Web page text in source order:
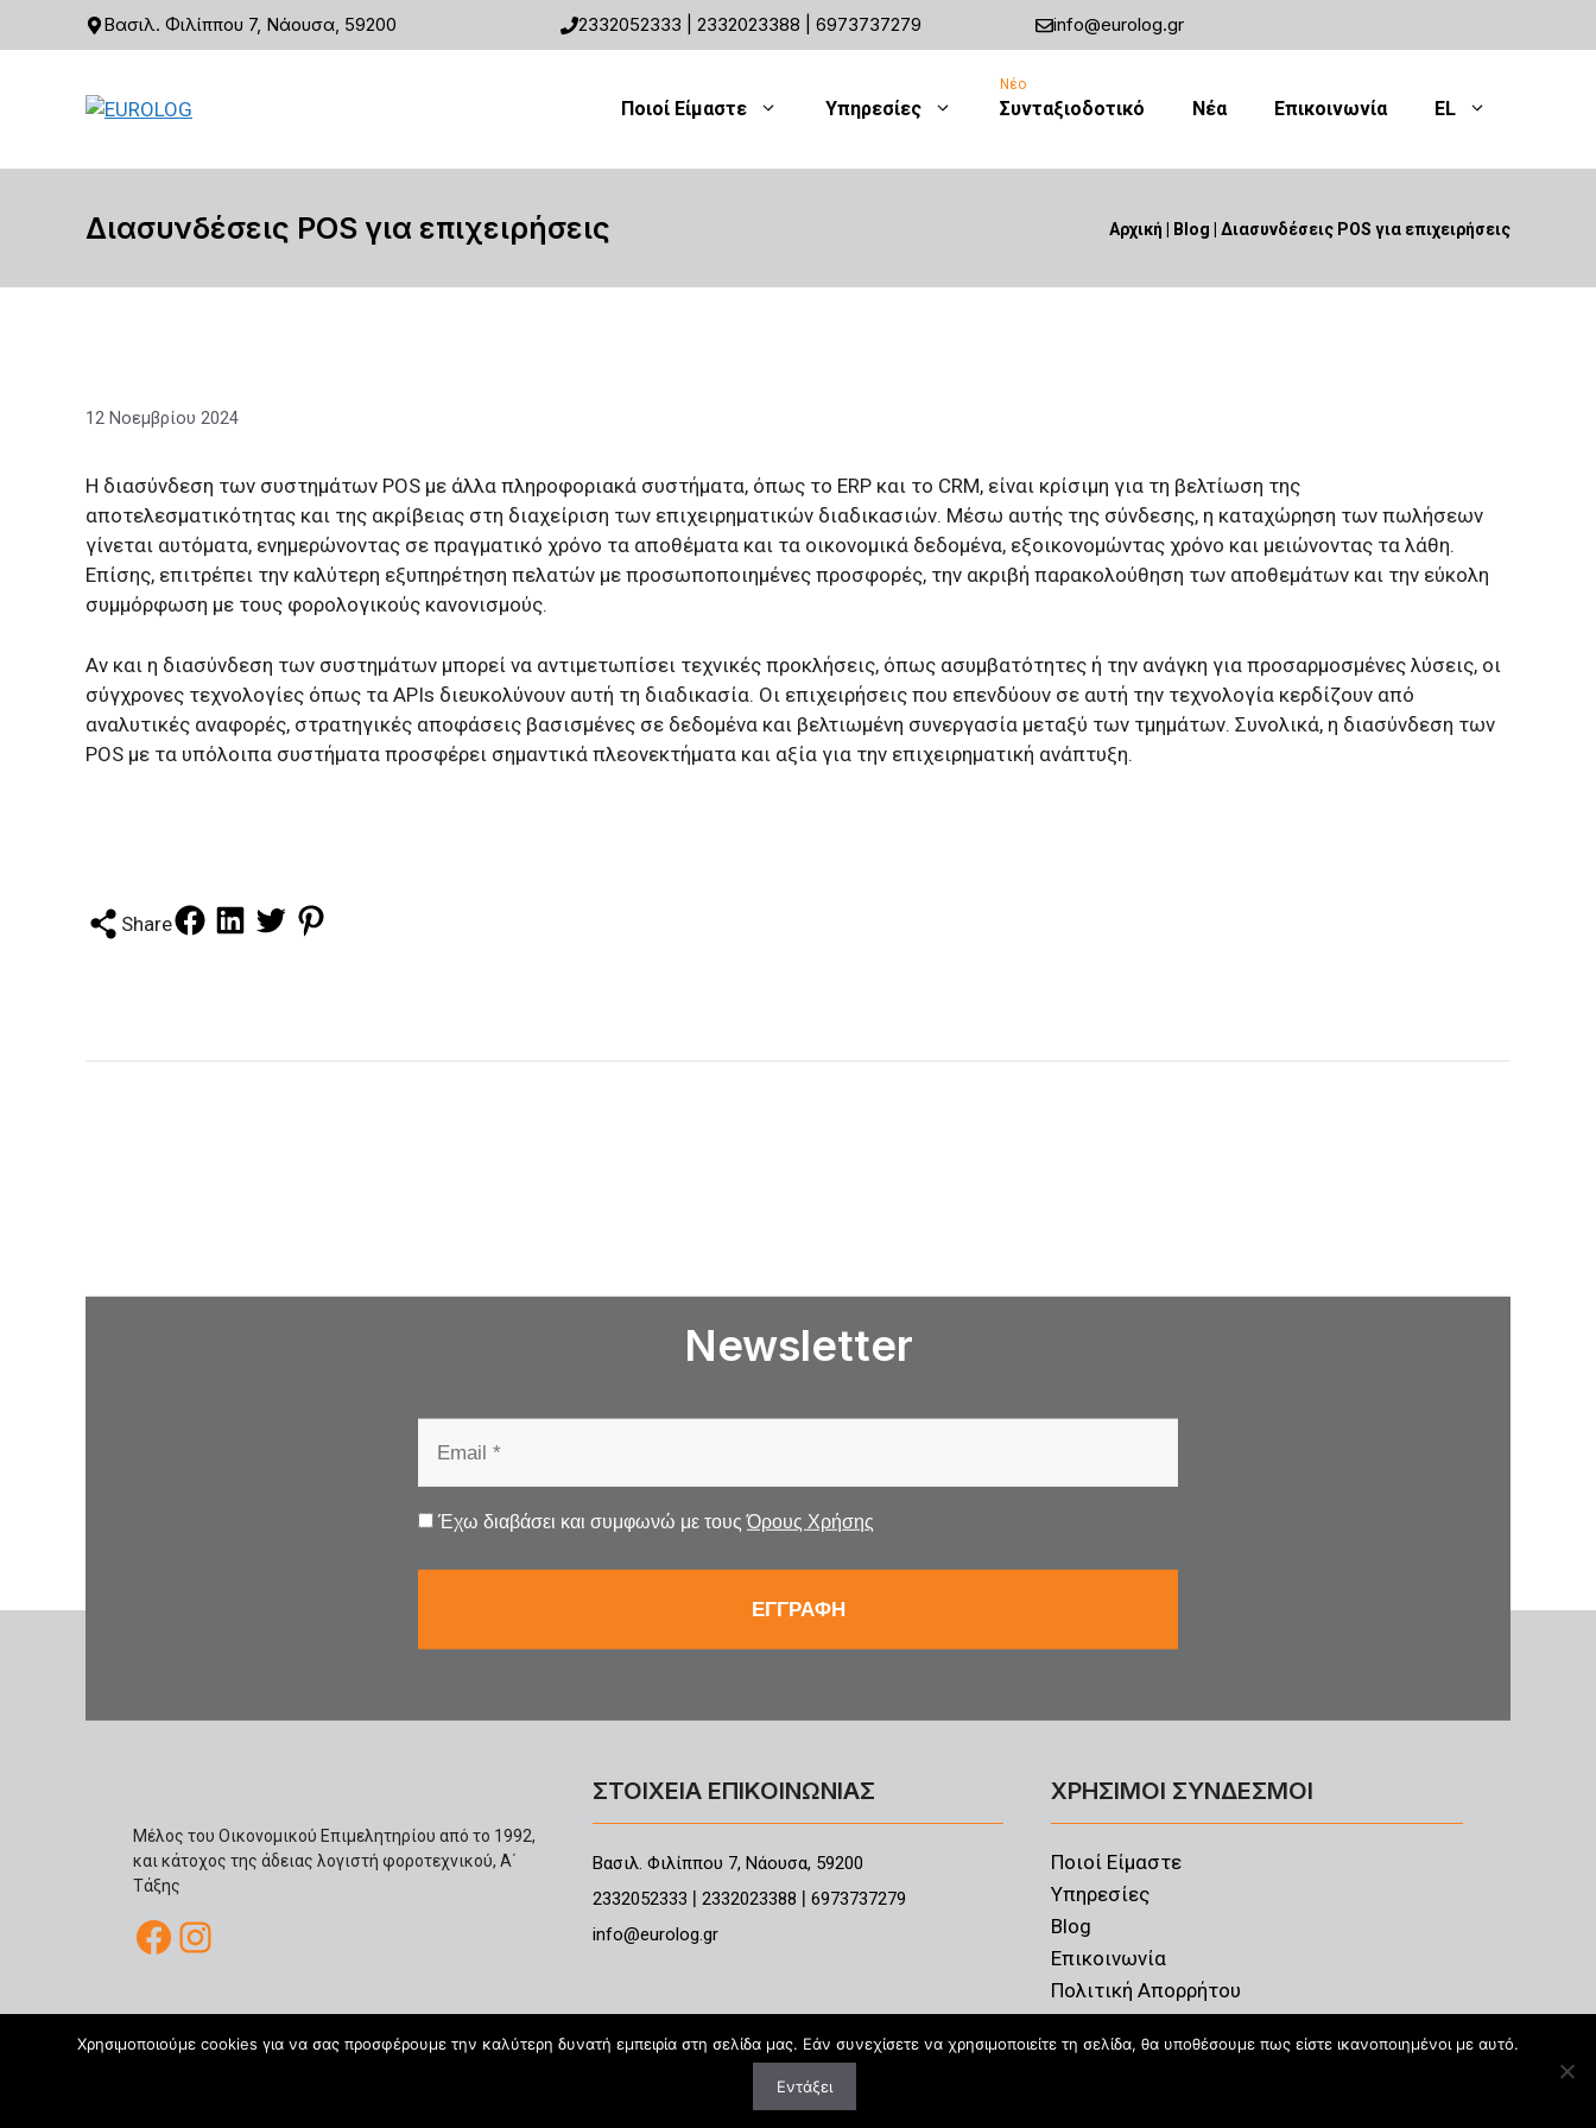
Μετάβαση
2332052333 |2332023388 |6973737279
Βασιλ. Φιλίππου 7, Νάουσα, 59200 info@eurolog.gr
Ποιοί Είμαστε Υπηρεσίες Συνταξιοδοτικό Νέα Επικοινωνία EL
Διασυνδέσεις POS για επιχειρήσεις Αρχική | Blog | Διασυνδέσεις POS για επιχειρήσεις
12 Νοεμβρίου 2024
Η διασύνδεση των συστημάτων POS με άλλα πληροφοριακά συστήματα, όπως το ERP και το CRM, είναι κρίσιμη για τη βελτίωση της
αποτελεσματικότητας και της ακρίβειας στη διαχείριση των επιχειρηματικών διαδικασιών. Μέσω αυτής της σύνδεσης, η καταχώρηση των πωλήσεων
γίνεται αυτόματα, ενημερώνοντας σε πραγματικό χρόνο τα αποθέματα και τα οικονομικά δεδομένα, εξοικονομώντας χρόνο και μειώνοντας τα λάθη.
Επίσης, επιτρέπει την καλύτερη εξυπηρέτηση πελατών με προσωποποιημένες προσφορές, την ακριβή παρακολούθηση των αποθεμάτων και την εύκολη
συμμόρφωση με τους φορολογικούς κανονισμούς.
Αν και η διασύνδεση των συστημάτων μπορεί να αντιμετωπίσει τεχνικές προκλήσεις, όπως ασυμβατότητες ή την ανάγκη για προσαρμοσμένες λύσεις, οι
σύγχρονες τεχνολογίες όπως τα APIs διευκολύνουν αυτή τη διαδικασία. Οι επιχειρήσεις που επενδύουν σε αυτή την τεχνολογία κερδίζουν από
αναλυτικές αναφορές, στρατηγικές αποφάσεις βασισμένες σε δεδομένα και βελτιωμένη συνεργασία μεταξύ των τμημάτων. Συνολικά, η διασύνδεση των
POS με τα υπόλοιπα συστήματα προσφέρει σημαντικά πλεονεκτήματα και αξία για την επιχειρηματική ανάπτυξη.
Share
Newsletter
Έχω διαβάσει και συμφωνώ με τουςΌρους Χρήσης
Μέλος του Οικονομικού Επιμελητηρίου από το 1992,
και κάτοχος της άδειας λογιστή φοροτεχνικού, Α΄
Τάξης
Facebook
Instagram
ΣΤΟΙΧΕΙΑ ΕΠΙΚΟΙΝΩΝΙΑΣ
Βασιλ. Φιλίππου 7, Νάουσα, 59200
2332052333 | 2332023388 | 6973737279
info@eurolog.gr
ΧΡΗΣΙΜΟΙ ΣΥΝΔΕΣΜΟΙ
Ποιοί Είμαστε
Υπηρεσίες
Blog
Επικοινωνία
Πολιτική Απορρήτου
Copyright © 2026 | All rights reserved | Web Design & Development by
Χρησιμοποιούμε cookies για να σας προσφέρουμε την καλύτερη δυνατή εμπειρία στη σελίδα μας. Εάν συνεχίσετε να χρησιμοποιείτε τη σελίδα, θα υποθέσουμε πως είστε ικανοποιημένοι με αυτό.
Εντάξει